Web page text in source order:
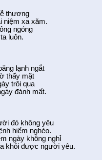
thương
niệm xa xăm.
ngóng
luôn.
lạnh ngắt
thấy mặt
trôi qua
đánh mất.
đó không yêu
hiểm nghèo.
ngày không nghỉ
khỏi được người yêu.